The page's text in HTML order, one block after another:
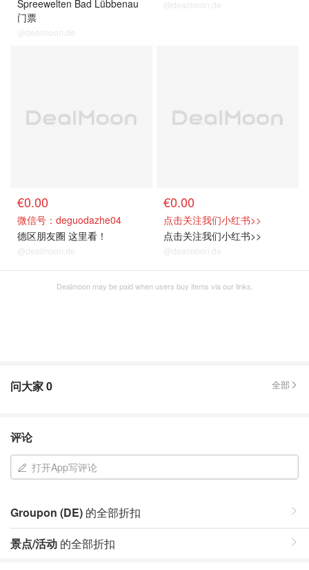
Spreewelten Bad Lübbenau
门票
@dealmoon.de
@dealmoon.de
€0.00
微信号：deguodazhe04
德区朋友圈 这里看！
@dealmoon.de
€0.00
点击关注我们小红书>>
点击关注我们小红书>>
@dealmoon.de
Dealmoon may be paid when users buy items via our links.
问大家0 全部
评论
打开App写评论
Groupon (DE) 的全部折扣
景点/活动 的全部折扣